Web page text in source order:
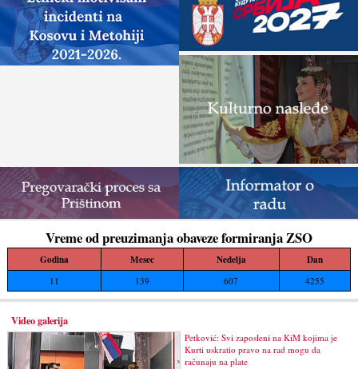
Vreme od preuzimanja obaveze formiranja ZSO
Godina Mesec Nedelja Dan
11 139 607 4255
Video galerija
Petković: Svi zaposleni na KiM kojima je
Kurti uskratio pravo na rad mogu da
računaju na plate